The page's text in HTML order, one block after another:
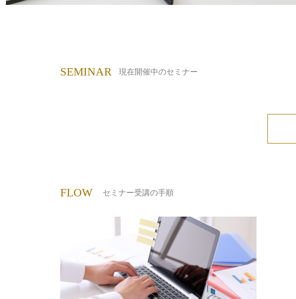
SEMINAR 現在開催中のセミナー
FLOW セミナー受講の手順